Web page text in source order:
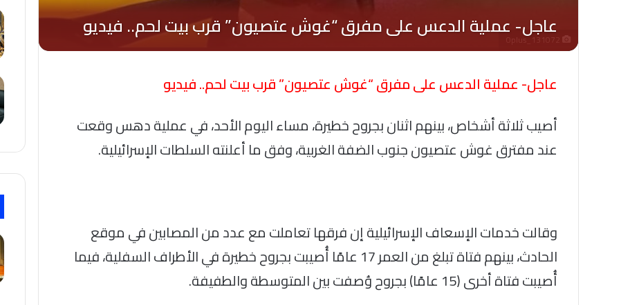
عاجل- عملية الدعس على مفرق “غوش عتصيون” قرب بيت لحم.. فيديو
أصيب ثلاثة أشخاص، بينهم اثنان بجروح خطيرة، مساء اليوم الأحد، في عملية دهس وقعت
عند مفترق غوش عتصيون جنوب الضفة الغربية، وفق ما أعلنته السلطات الإسرائيلية.
وقالت خدمات الإسعاف الإسرائيلية إن فرقها تعاملت مع عدد من المصابين في موقع
الحادث، بينهم فتاة تبلغ من العمر 17 عامًا أُصيبت بجروح خطيرة في الأطراف السفلية، فيما
أُصيبت فتاة أخرى (15 عامًا) بجروح وُصفت بين المتوسطة والطفيفة.